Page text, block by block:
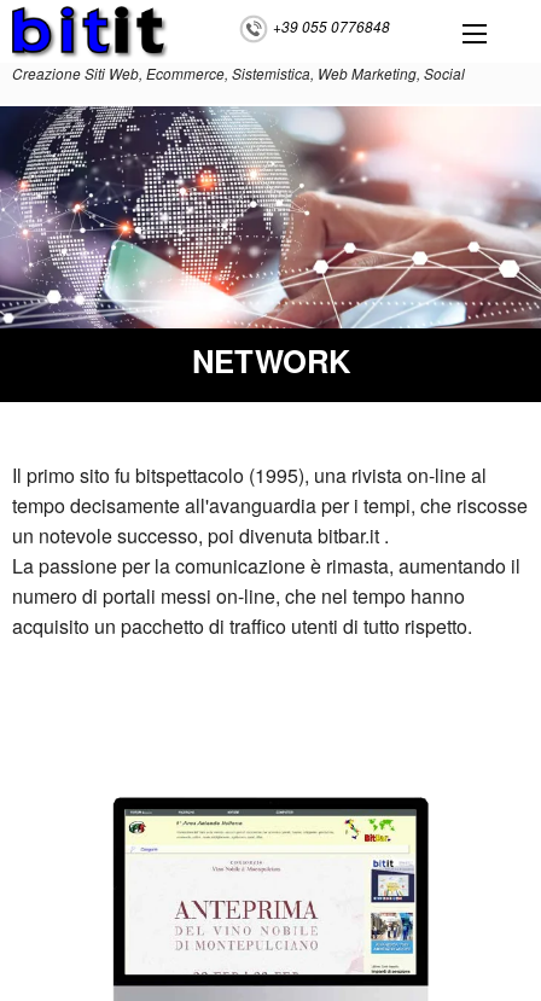
+39 055 0776848
Creazione Siti Web, Ecommerce, Sistemistica, Web Marketing, Social
NETWORK
Il primo sito fu bitspettacolo (1995), una rivista on-line al
tempo decisamente all'avanguardia per i tempi, che riscosse
un notevole successo, poi divenuta bitbar.it .
La passione per la comunicazione è rimasta, aumentando il
numero di portali messi on-line, che nel tempo hanno
acquisito un pacchetto di traffico utenti di tutto rispetto.